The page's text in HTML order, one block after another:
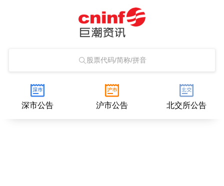
股票代码/简称/拼音
深市公告 沪市公告 北交所公告